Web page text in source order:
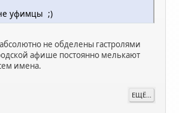
уфимцы ;)
не обделены гастролями
афише постоянно мелькают
имена.
ЕЩЁ...